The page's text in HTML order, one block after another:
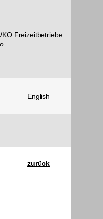
English
zurück